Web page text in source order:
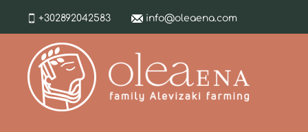
+302892042583 info@oleaena.com